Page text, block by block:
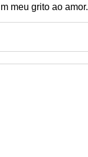
meu grito ao amor.